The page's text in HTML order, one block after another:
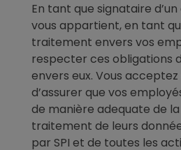
En tant que signataire
vous appartient, en tant
traitement envers vos
respecter ces obligations
envers eux. Vous
d’assurer que vos
de manière adequate de
traitement de leurs
par SPI et de toutes les